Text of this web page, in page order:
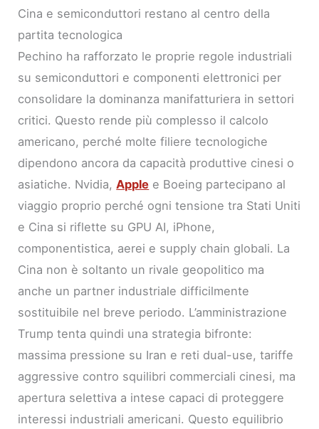
Cina e semiconduttori restano al centro della
partita tecnologica
Pechino ha rafforzato le proprie regole industriali
su semiconduttori e componenti elettronici per
consolidare la dominanza manifatturiera in settori
critici. Questo rende più complesso il calcolo
americano, perché molte filiere tecnologiche
dipendono ancora da capacità produttive cinesi o
asiatiche. Nvidia,Apple e Boeing partecipano al
viaggio proprio perché ogni tensione tra Stati Uniti
e Cina si riflette su GPU AI, iPhone,
componentistica, aerei e supply chain globali. La
Cina non è soltanto un rivale geopolitico ma
anche un partner industriale difficilmente
sostituibile nel breve periodo. L’amministrazione
Trump tenta quindi una strategia bifronte:
massima pressione su Iran e reti dual-use, tariffe
aggressive contro squilibri commerciali cinesi, ma
apertura selettiva a intese capaci di proteggere
interessi industriali americani. Questo equilibrio